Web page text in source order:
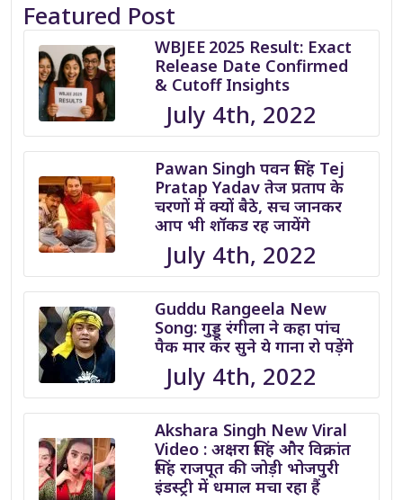
Featured Post
WBJEE 2025 Result: Exact
Release Date Confirmed
& Cutoff Insights
July 4th, 2022
Pawan Singh पवन सिंह Tej
Pratap Yadav तेज प्रताप के
चरणों में क्यों बैठे, सच जानकर
आप भी शॉकड रह जायेंगे
July 4th, 2022
Guddu Rangeela New
Song: गुड्डू रंगीला ने कहा पांच
पैक मार कर सुने ये गाना रो पड़ेंगे
July 4th, 2022
Akshara Singh New Viral
Video : अक्षरा सिंह और विक्रांत
सिंह राजपूत की जोड़ी भोजपुरी
इंडस्ट्री में धमाल मचा रहा हैं